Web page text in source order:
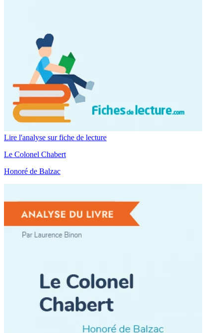
Lire l'analyse sur fiche de lecture
Le Colonel Chabert
Honoré de Balzac